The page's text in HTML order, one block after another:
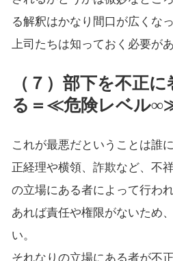
る解釈はかなり間口が広くな
上司たちは知っておく必要があ
（７）部下を不正
る＝≪危険レベル
これが最悪だということは誰
正経理や横領、詐欺など、不
の立場にある者によって行わ
あれば責任や権限がないため
い。
それなりの立場にある者が不